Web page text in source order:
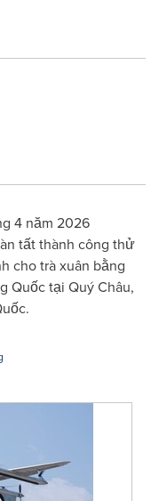
4 năm 2026
tất thành công thử
cho trà xuân bằng
Quốc tại Quý Châu,